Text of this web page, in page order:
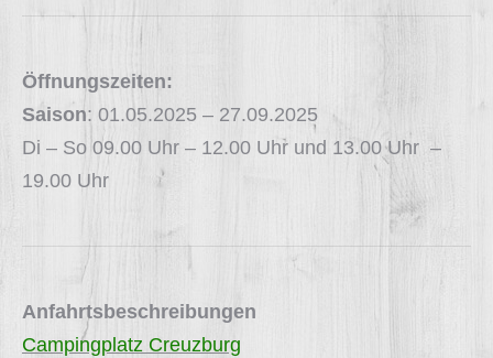
Öffnungszeiten:
Saison: 01.05.2025 – 27.09.2025
Di – So 09.00 Uhr – 12.00 Uhr und 13.00 Uhr –
19.00 Uhr
Anfahrtsbeschreibungen
Campingplatz Creuzburg